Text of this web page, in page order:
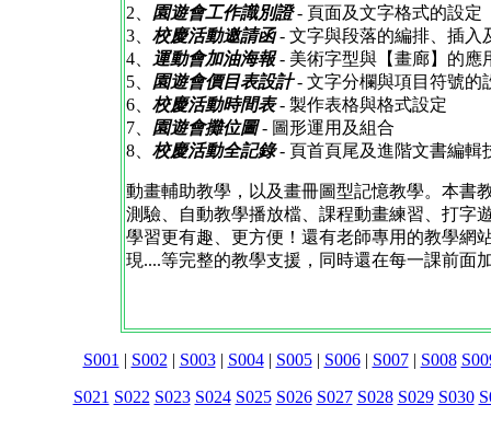
2、 園遊會工作識別證- 頁面及文字格式的設定
3、 校慶活動邀請函- 文字與段落的編排、插入
4、
運動會加油海報- 美術字型與【畫廊】的應
5、 園遊會價目表設計- 文字分欄與項目符號的
6、 校慶活動時間表- 製作表格與格式設定
7、 園遊會攤位圖- 圖形運用及組合
8、 校慶活動全記錄- 頁首頁尾及進階文書編輯
動畫輔助教學，以及畫冊圖型記憶教學。本書
測驗、自動教學播放檔、課程動畫練習、打字
學習更有趣、更方便！還有老師專用的教學網
現....等完整的教學支援，同時還在每一課前面
S001 | S002 | S003| S004| S005| S006| S007| S008
S021 S022 S023 S024 S025 S026 S027 S028 S029 S030